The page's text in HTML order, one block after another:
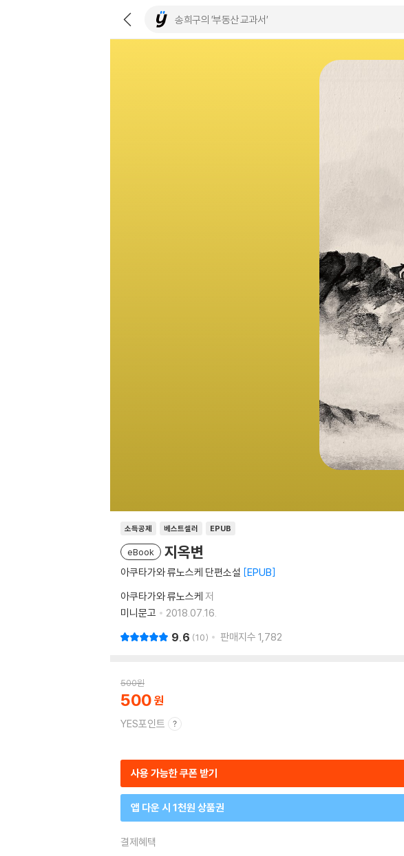
소득공제 베스트셀러 EPUB
eBook 지옥변
아쿠타가와 류노스케 단편소설 EPUB
아쿠타가와 류노스케 저
미니문고
2018.07.16.
9.6 10 판매지수 1,782
500원
500
YES포인트
사용 가능한 쿠폰 받기
앱 다운 시 1천원 상품권
결제혜택